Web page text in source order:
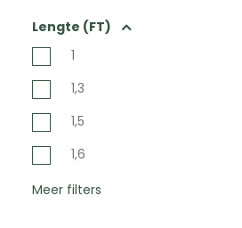
Lengte (FT)
1
1,3
1,5
1,6
Meer filters